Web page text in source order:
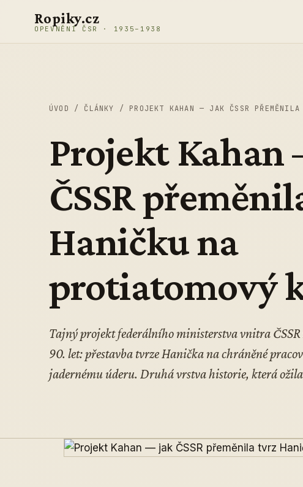
Ropiky.cz
OPEVNĚNÍ ČSR · 1935–1938
ÚVOD / ČLÁNKY / PROJEKT KAHAN — JAK ČSSR
Projekt
ČSSR
Haničku na
protiatomový
Tajný projekt federálního ministerstva vnitra ČSSR
90. let: přestavba tvrze Hanička na chráněné
jadernému úderu. Druhá vrstva historie, která ožila